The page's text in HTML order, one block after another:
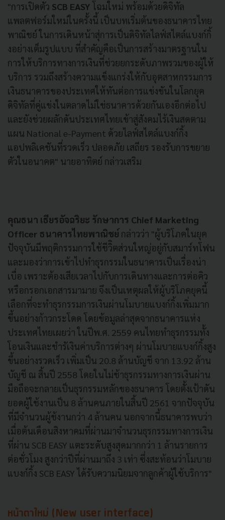
"การเปิดตัว SCB EASY โฉมใหม่ พร้อมด้วยดิจิทัล
แพลตฟอร์มใหม่ในครั้งนี้ เป็นบทเริ่มต้นของธนาคารไทย
พาณิชย์ ในการเดินหน้าสุ่การเป็นดิจิทัลไลฟ์สไตล์แบงก์กิ้
งอย่างเต็มรูปแบบ ที่สำคัญคือเป็นการสร้างมาตรฐานใน
การให้บริการทางการเงินที่ช่วยยกระดับภาพรวมของผู้ให้
บริการ รวมถึงสร้างความแข็งแกร่งให้กับอุตสาหกรรมการ
เงินธนาคารของประเทศให้ทันต่อการแข่งขันในโลกยุค
ดิจิทัลที่คู่แข่งในตลาดไม่ใช่ธนาคารด้วยกันเองอีกต่อไป
และยังช่วยผลักดันประเทศไทยเข้าสู่สังคมไร้เงินสดตาม
แผน National e-Payment ด้วยไลฟ์สไตล์แบงก์กิ้ง
แอปพลิเคชันที่รวดเร็ว ปลอดภัย เสถียร รองรับการขยาย
ตัวในอนาคต" นายอาทิตย์ กล่าวเสริม
คุณธนา เธียรอัจฉริยะ รักษาการ Chief Marketing
Officer ธนาคารไทยพาณิชย์ กล่าวว่า "ผู้บริโภคในยุค
ปัจจุบันมีพฤติกรรมการใช้ชีวิิตส่วนใหญ่อยู่กับสมาร์ทโฟน
และมองว่าการเข้าไปทำธุรกรรมในธนาคารเป็นเรื่องน่า
เบื่อ เพราะต้องเสียเวลาไปกับการเดินทางและการต่อคิว
หรือกรอกเอกสารมามาย จึงเป็นเหตุผลให้ผู้บริโภคยุคนี้
เลือกที่จะทำธุรกรรมการเงินผ่านโมบายแบงก์กิ้งเพิ่มมาก
ขึ้นอย่างก้าวกระโดด โดยข้อมูลล่าสุดจากธนาคารแห่ง
ประเทศไทยเผยว่า ในปีพ.ศ. 2559 คนไทยทำธุรกรรมทั้ง
โอนเงินและชำรัเงินค่าบริการต่างๆ ผ่านโมบายแบงก์กิ้งสูง
ขึ้นอย่างรวดเร็ว เพิ่มเป็น 20.8 ล้านบัญชี จาก 13.92 ล้าน
บัญชี ณ สิ้นปี 2558 โดยในไม่ช้าธุรกรรมทางการเงินผ่าน
มือถือจะกลายเป็นธุรกรรมหลักของธนาคาร โดยตั้งเป้าดัน
ยอดผู้ใช้งานเป็น 8 ล้านคนภายในสิ้นปี 2561 จากปัจจุบัน
ที่มีจำนวนผู้ช้งานกว่า 4 ล้านคน นอกจากนี้ธนาคารพบว่า
เมื่อต้นเดือนสิงหาคมที่ผ่านมาจำนวนธุรกรรมทางการเงิน
ที่ผ่าน SCB EASY แตะระดับสูงสุดมากกว่า 1 ล้านรายการ
ต่อชั่วโมง สูงกว่าปีที่ผ่านมาถึง 3 เท่า ซึ่งสะท้อนว่าโมบาย
แบงก์กิ้ง SCB EASY ได้รับความนิยมจากลูกค้าผู้ใช้บริการ"
หน้าตาใหม่ (New user interface)